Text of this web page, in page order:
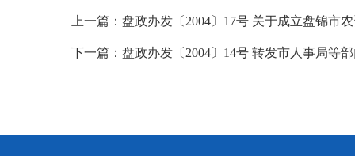
上一篇：盘政办发〔2004〕17号 关于成立盘锦市
下一篇：盘政办发〔2004〕14号 转发市人事局等